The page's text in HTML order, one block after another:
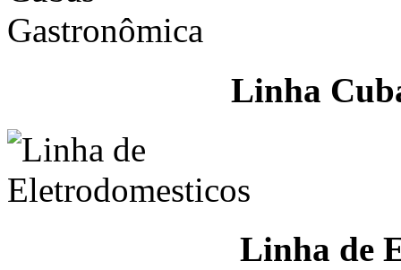
Linha
Linha de